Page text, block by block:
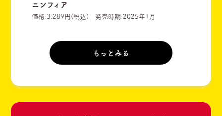
ニンフィア
価格:3,289円(税込) 発売時期:2025年1月
もっとみる